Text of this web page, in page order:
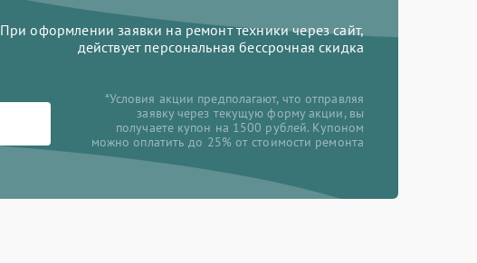
При оформлении заявки на ремонт техники через сайт,
действует персональная бессрочная скидка
*Условия акции предполагают, что отправляя
заявку через текущую форму акции, вы
получаете купон на 1500 рублей. Купоном
можно оплатить до 25% от стоимости ремонта